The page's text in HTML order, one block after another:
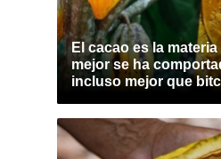
El cacao es la
mejor se ha
incluso mejor que